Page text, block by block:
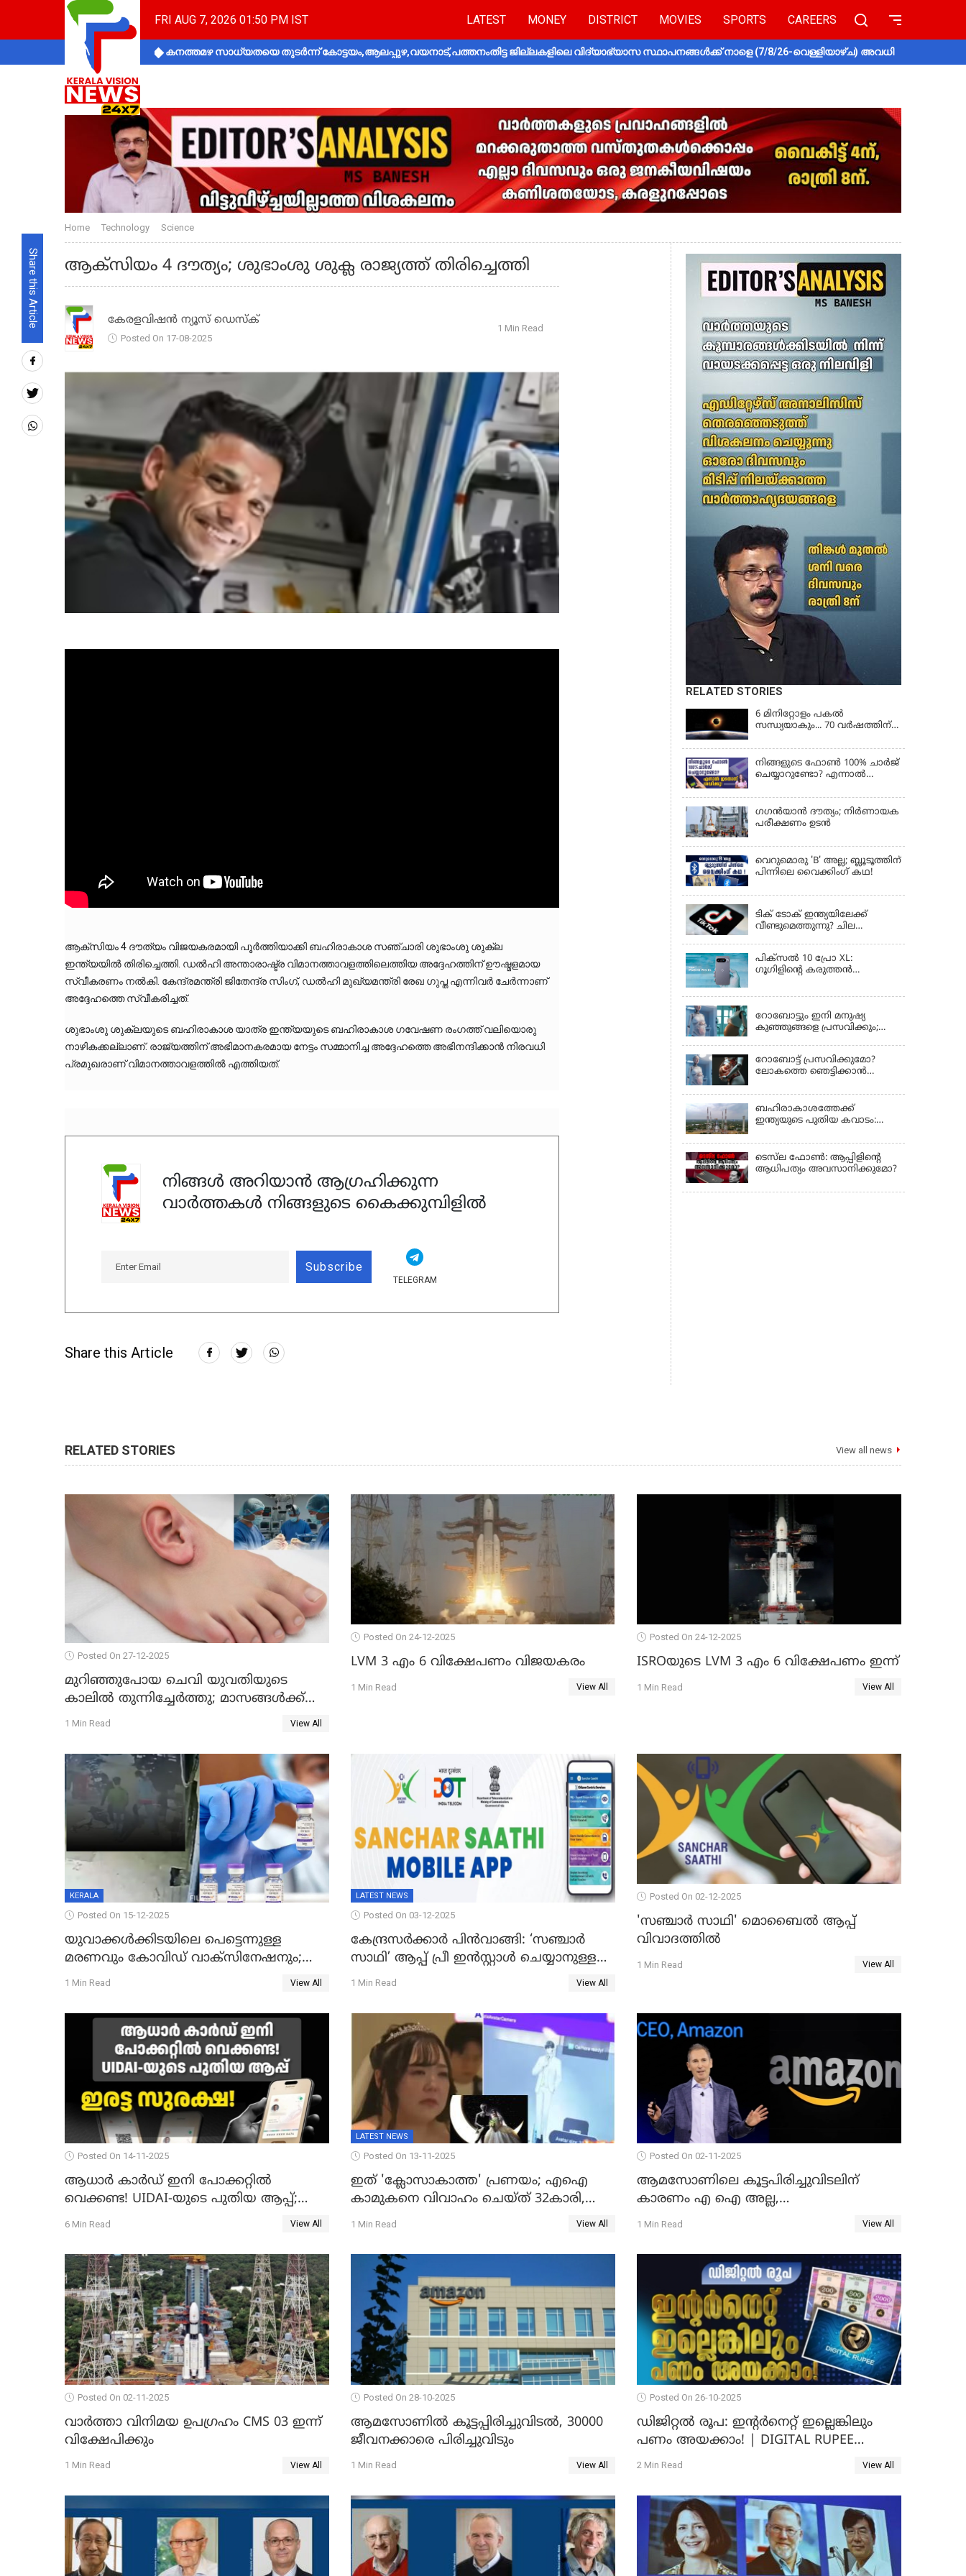
FRI AUG 7, 2026 01:50 PM IST LATEST MONEY DISTRICT MOVIES SPORTS CAREERS
കനത്തമഴ സാധ്യതയെ തുടർന്ന് കോട്ടയം,ആലപ്പുഴ,വയനാട്,പത്തനംതിട്ട ജില്ലകളിലെ വിദ്യാഭ്യാസ സ്ഥാപനങ്ങൾക്ക് നാളെ (7/8/26-വെള്ളിയാഴ്ച) അവധി
Share this Article
Home Technology Science
ആക്‌സിയം 4 ദൗത്യം; ശുഭാംശു ശുക്ല രാജ്യത്ത് തിരിച്ചെത്തി
കേരളവിഷൻ ന്യൂസ് ഡെസ്‌ക്
Posted On 17-08-2025
1 Min Read
ആക്സിയം 4 ദൗത്യം വിജയകരമായി പൂർത്തിയാക്കി ബഹിരാകാശ സഞ്ചാരി ശുഭാംശു ശുക്ല
ഇന്ത്യയിൽ തിരിച്ചെത്തി. ഡൽഹി അന്താരാഷ്ട്ര വിമാനത്താവളത്തിലെത്തിയ അദ്ദേഹത്തിന് ഊഷ്മളമായ
സ്വീകരണം നൽകി. കേന്ദ്രമന്ത്രി ജിതേന്ദ്ര സിംഗ്, ഡൽഹി മുഖ്യമന്ത്രി രേഖ ഗുപ്ത എന്നിവർ ചേർന്നാണ്
അദ്ദേഹത്തെ സ്വീകരിച്ചത്.
ശുഭാംശു ശുക്ലയുടെ ബഹിരാകാശ യാത്ര ഇന്ത്യയുടെ ബഹിരാകാശ ഗവേഷണ രംഗത്ത് വലിയൊരു
നാഴികക്കല്ലാണ്. രാജ്യത്തിന് അഭിമാനകരമായ നേട്ടം സമ്മാനിച്ച അദ്ദേഹത്തെ അഭിനന്ദിക്കാൻ നിരവധി
പ്രമുഖരാണ് വിമാനത്താവളത്തിൽ എത്തിയത്.
നിങ്ങൾ അറിയാൻ ആഗ്രഹിക്കുന്ന
വാർത്തകൾ നിങ്ങളുടെ കൈക്കുമ്പിളിൽ
Subscribe
TELEGRAM
Share this Article
RELATED STORIES
6 മിനിറ്റോളം പകൽ
സന്ധ്യയാകും... 70 വർഷത്തിന്
നിങ്ങളുടെ ഫോൺ 100% ചാർജ്
ചെയ്യാറുണ്ടോ? എന്നാൽ
ഗഗന്‍യാന്‍ ദൗത്യം; നിര്‍ണായക
പരീക്ഷണം ഉടന്‍
വെറുമൊരു 'B' അല്ല; ബ്ലൂടൂത്തിന്
പിന്നിലെ വൈക്കിംഗ് കഥ!
ടിക് ടോക് ഇന്ത്യയിലേക്ക്
വീണ്ടുമെത്തുന്നു? ചില
പിക്സൽ 10 പ്രോ XL:
ഗൂഗിളിന്റെ കരുത്തൻ
റോബോട്ടും ഇനി മനുഷ്യ
കുഞ്ഞുങ്ങളെ പ്രസവിക്കും;
പ്രഖ്യാപനവുമായി കൈവ
ടെക്നോളജി
റോബോട്ട് പ്രസവിക്കുമോ?
ലോകത്തെ ഞെട്ടിക്കാൻ
റോബോട്ട്'!
ബഹിരാകാശത്തേക്ക്
ഇന്ത്യയുടെ പുതിയ കവാടം:
ഒരുങ്ങുന്നതെന്ത്?
ടെസ്‌ല ഫോൺ: ആപ്പിളിന്റെ
ആധിപത്യം അവസാനിക്കുമോ?
RELATED STORIES View all news
Posted On 27-12-2025
മുറിഞ്ഞുപോയ ചെവി യുവതിയുടെ
കാലിൽ തുന്നിച്ചേർത്തു; മാസങ്ങൾക്ക്
ശേഷം യഥാസ്ഥാനത്ത് തുന്നിച്ചേർത്തു
1 Min Read View All
Posted On 24-12-2025
LVM 3 എം 6 വിക്ഷേപണം വിജയകരം
1 Min Read View All
Posted On 24-12-2025
ISROയുടെ LVM 3 എം 6 വിക്ഷേപണം ഇന്ന്
1 Min Read View All
KERALA
Posted On 15-12-2025
യുവാക്കൾക്കിടയിലെ പെട്ടെന്നുള്ള
മരണവും കോവിഡ് വാക്‌സിനേഷനും;
എയിംസ് നടത്തിയ പഠനം പുറത്ത്;
1 Min Read View All
LATEST NEWS
Posted On 03-12-2025
കേന്ദ്രസർക്കാർ പിൻവാങ്ങി: ‘സഞ്ചാർ
സാഥി’ ആപ്പ് പ്രീ ഇൻസ്റ്റാൾ ചെയ്യാനുള്ള
ഉത്തരവ് പിൻവലിച്ചു
1 Min Read View All
Posted On 02-12-2025
'സഞ്ചാർ സാഥി' മൊബൈല്‍ ആപ്പ്
വിവാദത്തില്‍
1 Min Read View All
Posted On 14-11-2025
ആധാർ കാർഡ് ഇനി പോക്കറ്റിൽ
വെക്കണ്ട! UIDAI-യുടെ പുതിയ ആപ്പ്;
ഇരട്ട സുരക്ഷ!
6 Min Read View All
LATEST NEWS
Posted On 13-11-2025
ഇത് 'ക്ലോസാകാത്ത' പ്രണയം; എഐ
കാമുകനെ വിവാഹം ചെയ്ത് 32കാരി,
വിവാഹാഭ്യർത്ഥന നടത്തിയത് ക്ലോസ്
1 Min Read View All
Posted On 02-11-2025
ആമസോണിലെ കൂട്ടപിരിച്ചുവിടലിന്
കാരണം എ ഐ അല്ല,
വെളിപ്പെടുത്തലുമായി CEO ആന്റി ജാസി
1 Min Read View All
Posted On 02-11-2025
വാര്‍ത്താ വിനിമയ ഉപഗ്രഹം CMS 03 ഇന്ന്
വിക്ഷേപിക്കും
1 Min Read View All
Posted On 28-10-2025
ആമസോണില്‍ കൂട്ടപ്പിരിച്ചുവിടല്‍, 30000
ജീവനക്കാരെ പിരിച്ചുവിടും
1 Min Read View All
Posted On 26-10-2025
ഡിജിറ്റൽ രൂപ: ഇന്റർനെറ്റ് ഇല്ലെങ്കിലും
പണം അയക്കാം! | DIGITAL RUPEE
EXPLAINED IN MALAYALAM
2 Min Read View All